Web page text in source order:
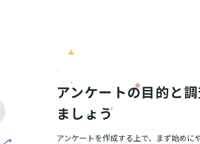
アンケートの目的と
ましょう
アンケートを作成する上で、まず始めに